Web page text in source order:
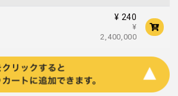
¥ 240
¥
2,400,000